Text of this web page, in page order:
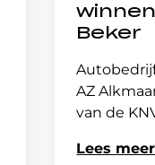
winnen
Beker
AZ
van de
Lees meer